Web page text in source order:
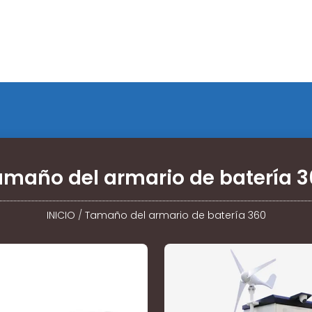
del armario de batería
INICIO / Tamaño del armario de batería 360